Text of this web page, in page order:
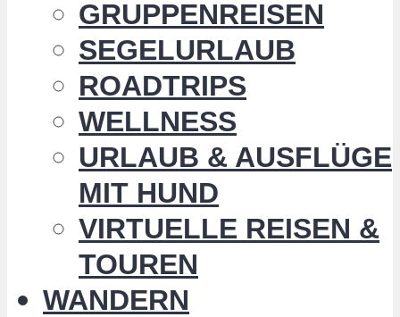
GRUPPENREISEN
SEGELURLAUB
ROADTRIPS
WELLNESS
URLAUB & AUSFLÜGE
MIT HUND
VIRTUELLE REISEN &
TOUREN
WANDERN